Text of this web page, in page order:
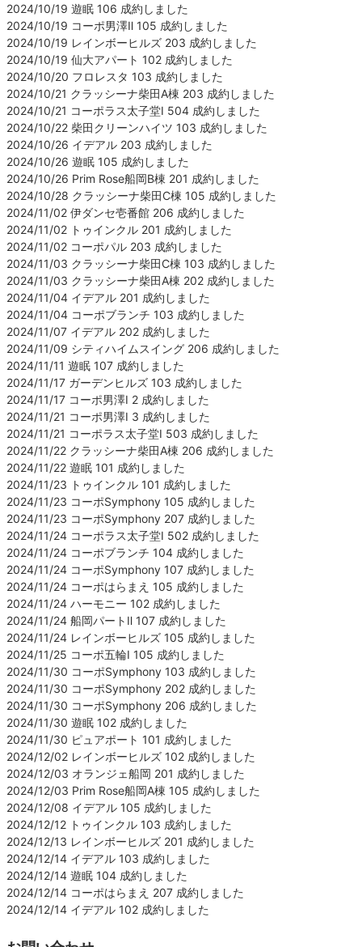
2024/10/19 遊眠 106 成約しました
2024/10/19 コーポ男澤Ⅱ 105 成約しました
2024/10/19 レインボーヒルズ 203 成約しました
2024/10/19 仙大アパート 102 成約しました
2024/10/20 フロレスタ 103 成約しました
2024/10/21 クラッシーナ柴田A棟 203 成約しました
2024/10/21 コーポラス太子堂Ⅰ 504 成約しました
2024/10/22 柴田クリーンハイツ 103 成約しました
2024/10/26 イデアル 203 成約しました
2024/10/26 遊眠 105 成約しました
2024/10/26 Prim Rose船岡B棟 201 成約しました
2024/10/28 クラッシーナ柴田C棟 105 成約しました
2024/11/02 伊ダンセ壱番館 206 成約しました
2024/11/02 トゥインクル 201 成約しました
2024/11/02 コーポパル 203 成約しました
2024/11/03 クラッシーナ柴田C棟 103 成約しました
2024/11/03 クラッシーナ柴田A棟 202 成約しました
2024/11/04 イデアル 201 成約しました
2024/11/04 コーポブランチ 103 成約しました
2024/11/07 イデアル 202 成約しました
2024/11/09 シティハイムスイング 206 成約しました
2024/11/11 遊眠 107 成約しました
2024/11/17 ガーデンヒルズ 103 成約しました
2024/11/17 コーポ男澤Ⅰ 2 成約しました
2024/11/21 コーポ男澤Ⅰ 3 成約しました
2024/11/21 コーポラス太子堂Ⅰ 503 成約しました
2024/11/22 クラッシーナ柴田A棟 206 成約しました
2024/11/22 遊眠 101 成約しました
2024/11/23 トゥインクル 101 成約しました
2024/11/23 コーポSymphony 105 成約しました
2024/11/23 コーポSymphony 207 成約しました
2024/11/24 コーポラス太子堂Ⅰ 502 成約しました
2024/11/24 コーポブランチ 104 成約しました
2024/11/24 コーポSymphony 107 成約しました
2024/11/24 コーポはらまえ 105 成約しました
2024/11/24 ハーモニー 102 成約しました
2024/11/24 船岡パートⅡ 107 成約しました
2024/11/24 レインボーヒルズ 105 成約しました
2024/11/25 コーポ五輪Ⅰ 105 成約しました
2024/11/30 コーポSymphony 103 成約しました
2024/11/30 コーポSymphony 202 成約しました
2024/11/30 コーポSymphony 206 成約しました
2024/11/30 遊眠 102 成約しました
2024/11/30 ピュアポート 101 成約しました
2024/12/02 レインボーヒルズ 102 成約しました
2024/12/03 オランジェ船岡 201 成約しました
2024/12/03 Prim Rose船岡A棟 105 成約しました
2024/12/08 イデアル 105 成約しました
2024/12/12 トゥインクル 103 成約しました
2024/12/13 レインボーヒルズ 201 成約しました
2024/12/14 イデアル 103 成約しました
2024/12/14 遊眠 104 成約しました
2024/12/14 コーポはらまえ 207 成約しました
2024/12/14 イデアル 102 成約しました